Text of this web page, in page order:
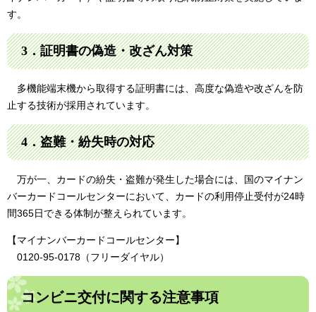
す。
3．証明書の偽造・改ざん対策
多機能端末機から取得する証明書には、高度な偽造や改ざんを防
止する技術が採用されています。
4．盗難・紛失時の対応
万が一、カードの紛失・盗難が発生した場合には、国のマイナン
バーカードコールセンターにおいて、カードの利用停止受付が24時
間365日できる体制が整えられています。
【マイナンバーカードコールセンター】
0120-95-0178（フリーダイヤル）
コンビニ交付に関する注意事項